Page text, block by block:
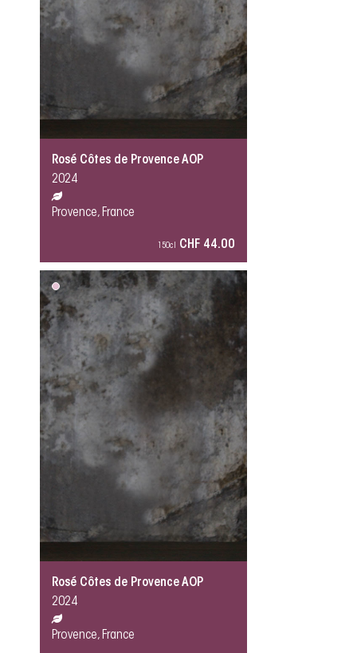
Rosé Côtes de Provence AOP
2024
Provence, France
150cl CHF 44.00
Rosé Côtes de Provence AOP
2024
Provence, France